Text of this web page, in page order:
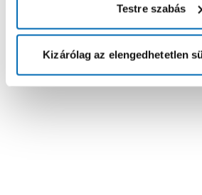
Testre szabás
Kizárólag az elengedhetetlen